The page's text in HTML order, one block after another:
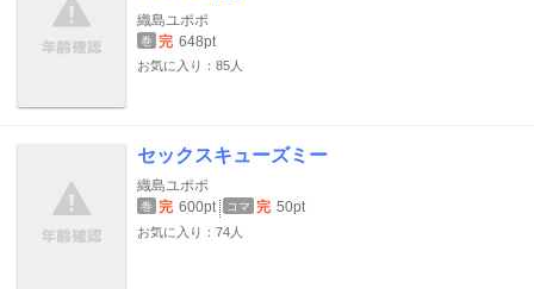
織島ユポポ
巻 完 648pt
お気に入り：85人
セックスキューズミー
織島ユポポ
巻 完 600pt コマ 完 50pt
お気に入り：74人